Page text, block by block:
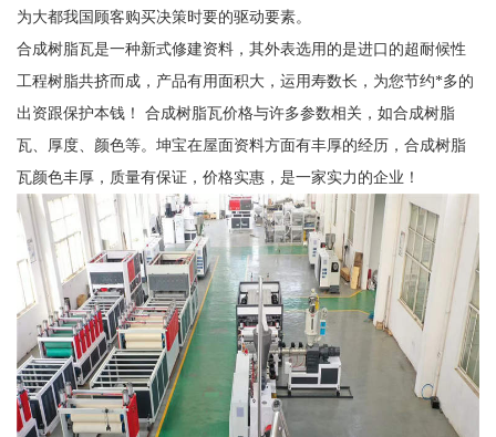
为大都我国顾客购买决策时要的驱动要素。
合成树脂瓦是一种新式修建资料，其外表选用的是进口的超耐候性
工程树脂共挤而成，产品有用面积大，运用寿数长，为您节约*多的
出资跟保护本钱！ 合成树脂瓦价格与许多参数相关，如合成树脂
瓦、厚度、颜色等。坤宝在屋面资料方面有丰厚的经历，合成树脂
瓦颜色丰厚，质量有保证，价格实惠，是一家实力的企业！